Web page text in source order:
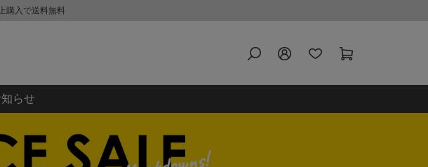
購入で送料無料
らせ